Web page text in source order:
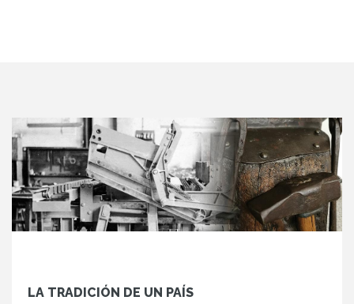
LA TRADICIÓN DE UN PAÍS